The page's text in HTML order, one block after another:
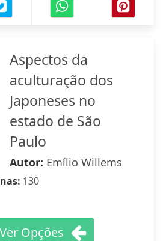
Aspectos da
aculturação dos
Japoneses no
estado de São
Paulo
Autor: Emílio Willems
130
Ver Opções